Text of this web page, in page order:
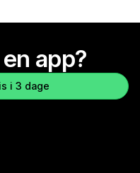
app?
i 3 dage